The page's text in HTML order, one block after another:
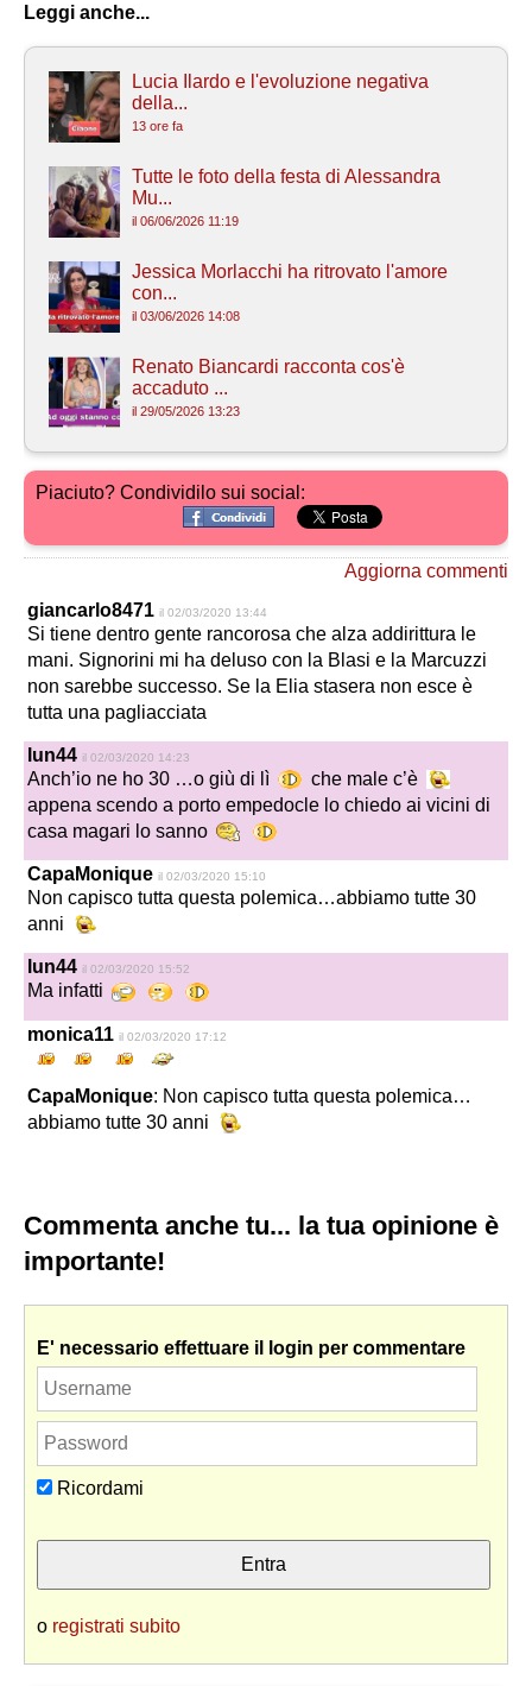
Leggi anche...
Lucia Ilardo e l'evoluzione negativa
della...
13 ore fa
Tutte le foto della festa di Alessandra
Mu...
il 06/06/2026 11:19
Jessica Morlacchi ha ritrovato l'amore
con...
il 03/06/2026 14:08
Renato Biancardi racconta cos'è
accaduto ...
il 29/05/2026 13:23
Piaciuto? Condividilo sui social:
Aggiorna commenti
giancarlo8471 il 02/03/2020 13:44
Si tiene dentro gente rancorosa che alza addirittura le
mani. Signorini mi ha deluso con la Blasi e la Marcuzzi
non sarebbe successo. Se la Elia stasera non esce è
tutta una pagliacciata
lun44 il 02/03/2020 14:23
Anch’io ne ho 30 …o giù di lì
che male c’è
appena scendo a porto empedocle lo chiedo ai vicini di
casa magari lo sanno
CapaMonique il 02/03/2020 15:10
Non capisco tutta questa polemica…abbiamo tutte 30
anni
lun44 il 02/03/2020 15:52
Ma infatti
monica11 il 02/03/2020 17:12
CapaMonique: Non capisco tutta questa polemica…
abbiamo tutte 30 anni
Commenta anche tu... la tua opinione è
importante!
E' necessario effettuare il login per commentare
Ricordami
o registrati subito